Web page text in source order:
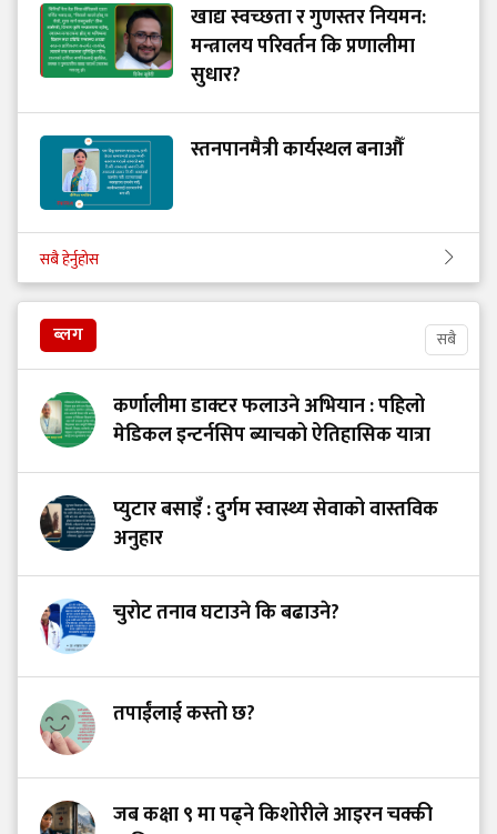
खाद्य स्वच्छता र गुणस्तर नियमन:
मन्त्रालय परिवर्तन कि प्रणालीमा
सुधार?
स्तनपानमैत्री कार्यस्थल बनाऔँ
सबै हेर्नुहोस
ब्लग सबै
कर्णालीमा डाक्टर फलाउने अभियान : पहिलो
मेडिकल इन्टर्नसिप ब्याचको ऐतिहासिक यात्रा
प्युटार बसाइँ : दुर्गम स्वास्थ्य सेवाको वास्तविक
अनुहार
चुरोट तनाव घटाउने कि बढाउने?
तपाईंलाई कस्तो छ?
जब कक्षा ९ मा पढ्ने किशोरीले आइरन चक्की